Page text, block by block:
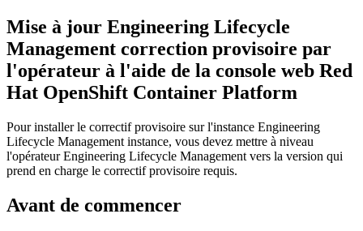
Mise à jour Engineering Lifecycle
Management correction provisoire par
l'opérateur à l'aide de la console web Red
Hat OpenShift Container Platform
Pour installer le correctif provisoire sur l'instance Engineering
Lifecycle Management instance, vous devez mettre à niveau
l'opérateurEngineering Lifecycle Management vers la version qui
prend en charge le correctif provisoire requis.
Avant de commencer